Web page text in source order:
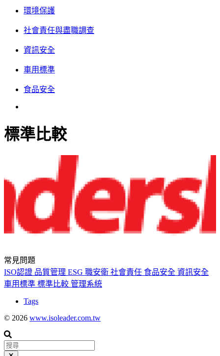
環境保護
社會責任與盡職調查
資訊安全
車用標準
食品安全
標準比較
常見問題
ISO認證 品質管理 ESG 職安衛 社會責任 食品安全 資訊安全
車用標準 標準比較 管理系統
Tags
© 2026 www.isoleader.com.tw